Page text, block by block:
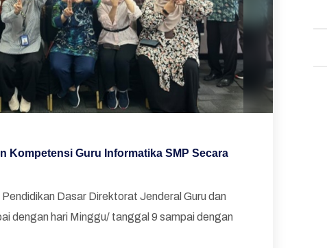
Kompetensi Guru Informatika SMP Secara
Dasar Direktorat Jenderal Guru dan
dengan hari Minggu/ tanggal 9 sampai dengan